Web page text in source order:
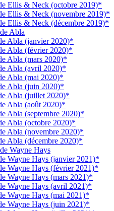
Ellis & Neck (octobre 2019)*
Ellis & Neck (novembre 2019)*
Ellis & Neck (décembre 2019)*
Abla
Abla (janvier 2020)*
Abla (février 2020)*
Abla (mars 2020)*
Abla (avril 2020)*
Abla (mai 2020)*
Abla (juin 2020)*
Abla (juillet 2020)*
Abla (août 2020)*
Abla (septembre 2020)*
Abla (octobre 2020)*
Abla (novembre 2020)*
Abla (décembre 2020)*
Wayne Hays
Wayne Hays (janvier 2021)*
Wayne Hays (février 2021)*
Wayne Hays (mars 2021)*
Wayne Hays (avril 2021)*
Wayne Hays (mai 2021)*
Wayne Hays (juin 2021)*